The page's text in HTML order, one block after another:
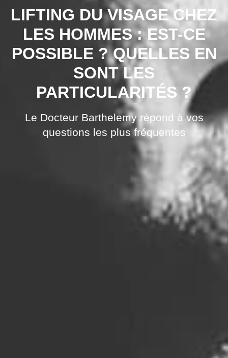
LIFTING DU VISAGE CHEZ
LES HOMMES : EST-CE
POSSIBLE ? QUELLES EN
SONT LES
PARTICULARITÉS ?
Le Docteur Barthelemy répond à vos
questions les plus fréquentes